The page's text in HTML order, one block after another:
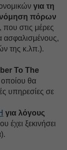
για τη
πόρων
στις μέρες
ασφαλισμένους,
της κ.λπ.).
To The
θα
υπηρεσίες σε
για λόγους
έχει ξεκινήσει